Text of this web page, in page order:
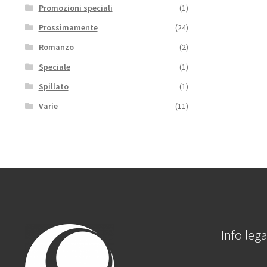
Promozioni speciali
(1)
Prossimamente
(24)
Romanzo
(2)
Speciale
(1)
Spillato
(1)
Varie
(11)
Info